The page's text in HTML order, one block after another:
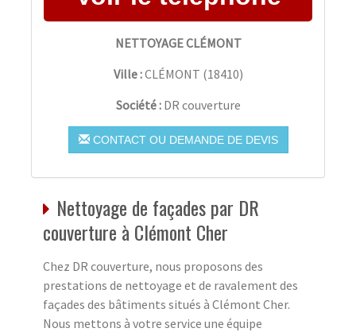
NETTOYAGE CLÉMONT
Ville :CLÉMONT (18410)
Société : DR couverture
CONTACT OU DEMANDE DE DEVIS
Nettoyage de façades par DR
couverture à Clémont Cher
Chez DR couverture, nous proposons des
prestations de nettoyage et de ravalement des
façades des bâtiments situés à Clémont Cher.
Nous mettons à votre service une équipe